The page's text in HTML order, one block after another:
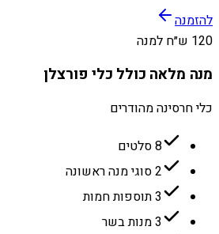
להזמנה
120 ש״ח למנה
מנה מלאה כולל כלי פורצלן
כלי חרסינה מהודרים
8 סלטים
2 סוגי מנה ראשונה
3 תוספות חמות
3 מנות בשר